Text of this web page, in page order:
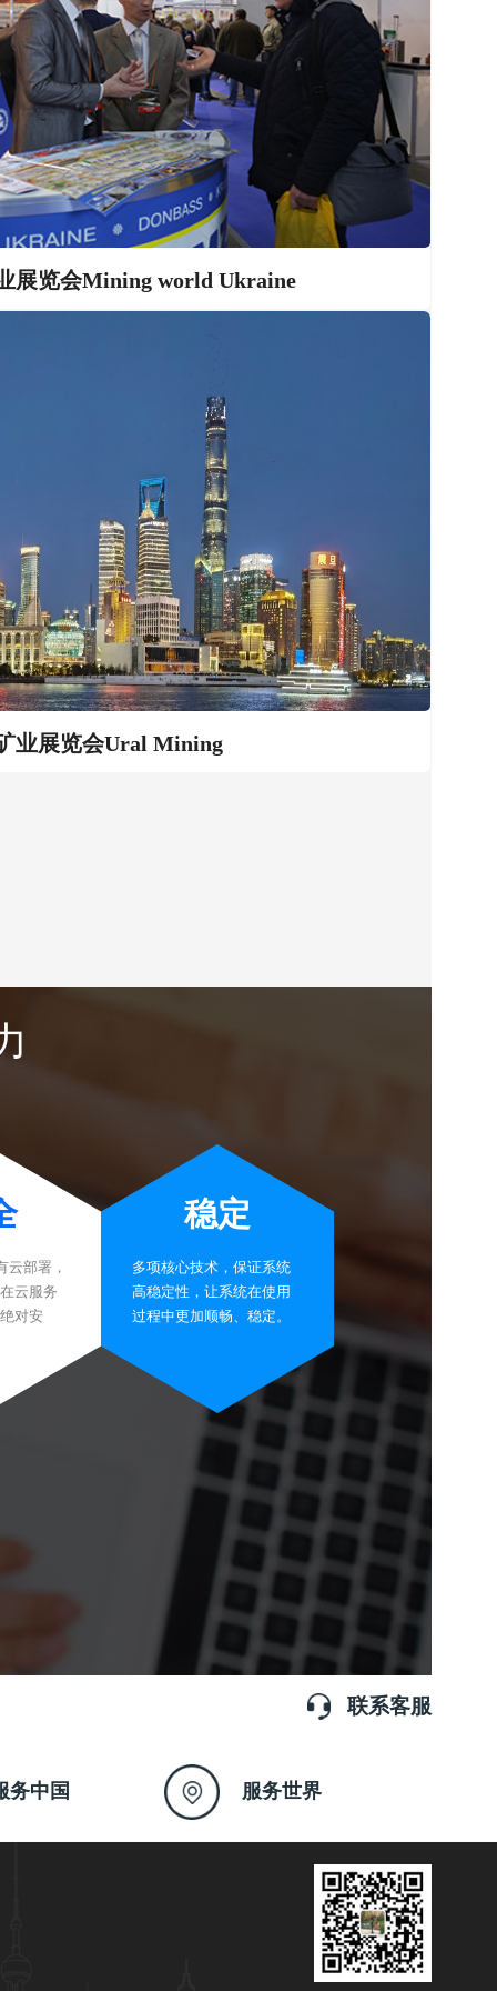
展览会Mining world Ukraine
业展览会Ural Mining
云部署，
云服务
对安
稳定
多项核心技术，保证系统
高稳定性，让系统在使用
过程中更加顺畅、稳定。
联系客服
务中国 服务世界